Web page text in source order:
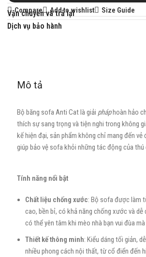
Compare
Add to wishlist Size Guide
Vận chuyển và trả lại
Dịch vụ bảo hành
Mô tả
Bộ băng sofa Anti Cat là giải pháphoàn hảo
thích sự sang trọng và tiện nghi trong không
kế hiện đại, sản phẩm không chỉ mang đến vẻ
giúp bảo vệ sofa khỏi những tác động của thú
Tính năng nổi bật
Chất liệu chống xước: Bộ sofa được làm
cao, bền bỉ, có khả năng chống xước và dễ
có thể yên tâm khi mèo nhà bạn vui đùa
Thiết kế thông minh: Kiểu dáng tối giản,
nhiều phong cách nội thất, từ cổ điển đến